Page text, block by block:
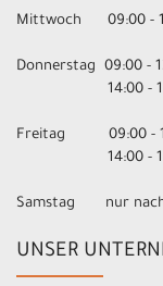
Mittwoch 09:00 -
Donnerstag 09:00 -
14:00 -
Freitag 09:00 -
14:00 -
Samstag nur nach
UNSER